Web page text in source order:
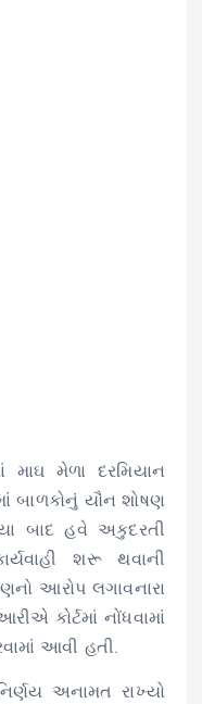
માઘ મેળા દરમિયાન
બાળકોનું યૌન શોષણ
બાદ હવે અકુદરતી
શરૂ થવાની
આરોપ લગાવનારા
કોર્ટમાં નોંધવામાં
આવી હતી.
અનામત રાખ્યો